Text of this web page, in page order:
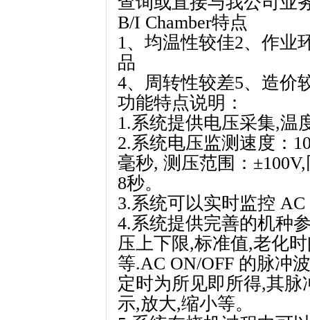
B/I Chamber特点
1、均温性较佳2、作业
品
4、周转性较差5、造价
功能特点说明：
1.系统提供电压采集,温
2.系统电压监测速度：
毫秒, 测压范围：
8秒。
3.系统可以实时监控
4.系统提供完善的机种
压上下限,标准值,老化
等.AC ON/OFF 的脉冲
定时为所见即所得,其
示,放大,缩小等。